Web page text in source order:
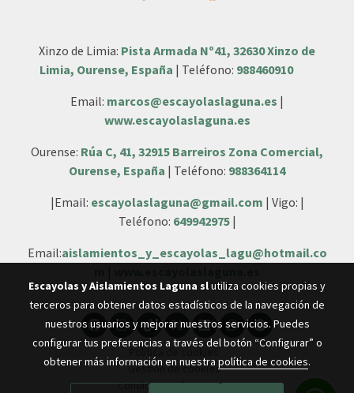
Xinzo de Limia: Pista Armada Nº41, 32630 Xinzo de
Limia, Ourense, España | Teléfono: 988460910
Email: marcos@escayolaslaguna.es |
www.escayolaslaguna.es
Ourense: Rúa C, 41, 32915 Barreiros Zona Comercial,
Ourense, España | Teléfono: 988364114
|Email: escayolaslaguna@gmail.com | Vigo: |
Teléfono: 649942975|
Email:aislamientos_y_escayolas_lagu@hotmail.co
Gestión de cookies
Condiciones de compra
Escayolas y Aislamientos Laguna slutiliza cookies propias y
terceros para obtener datos estadísticos de la navegación de
nuestros usuarios y mejorar nuestros servicios. Puedes
configurar tus preferencias a través del botón “Configurar” o
obtener más información en nuestra política de cookies.